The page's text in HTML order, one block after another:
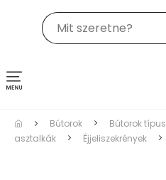
Toggle
navigation
Bútorok Bútorok
asztalkák
Éjjeliszekrények